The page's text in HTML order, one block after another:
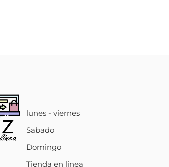
lunes - viernes
Sabado
Domingo
Tienda en linea